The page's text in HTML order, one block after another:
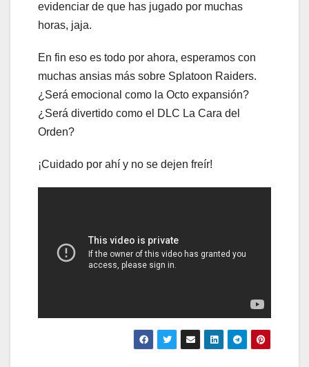
evidenciar de que has jugado por muchas
horas, jaja.
En fin eso es todo por ahora, esperamos con
muchas ansias más sobre Splatoon Raiders.
¿Será emocional como la Octo expansión?
¿Será divertido como el DLC La Cara del
Orden?
¡Cuidado por ahí y no se dejen freír!